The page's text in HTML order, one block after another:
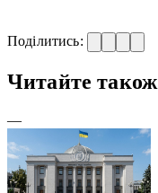
Поділитись:
Читайте також
—